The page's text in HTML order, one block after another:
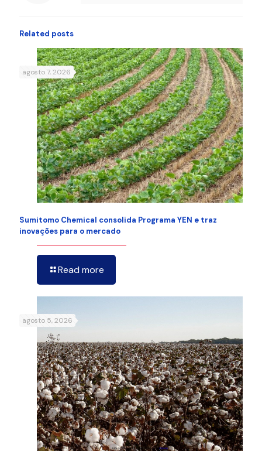
Related posts
agosto 7, 2026
Sumitomo Chemical consolida Programa YEN e traz
inovações para o mercado
Read more
agosto 5, 2026